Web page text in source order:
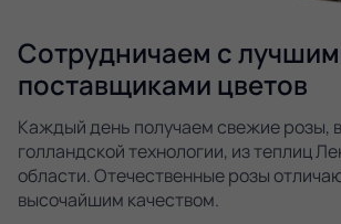
Сотрудничаем с
поставщиками цветов
Каждый день получаем свежие розы,
голландской технологии, из теплиц
области. Отечественные розы
высочайшим качеством.